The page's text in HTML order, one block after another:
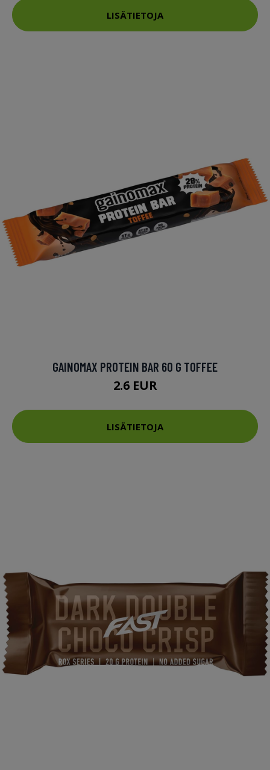
LISÄTIETOJA
GAINOMAX PROTEIN BAR 60 G TOFFEE
2.6 EUR
LISÄTIETOJA